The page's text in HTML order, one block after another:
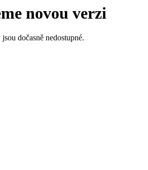
novou verzi
dočasně nedostupné.